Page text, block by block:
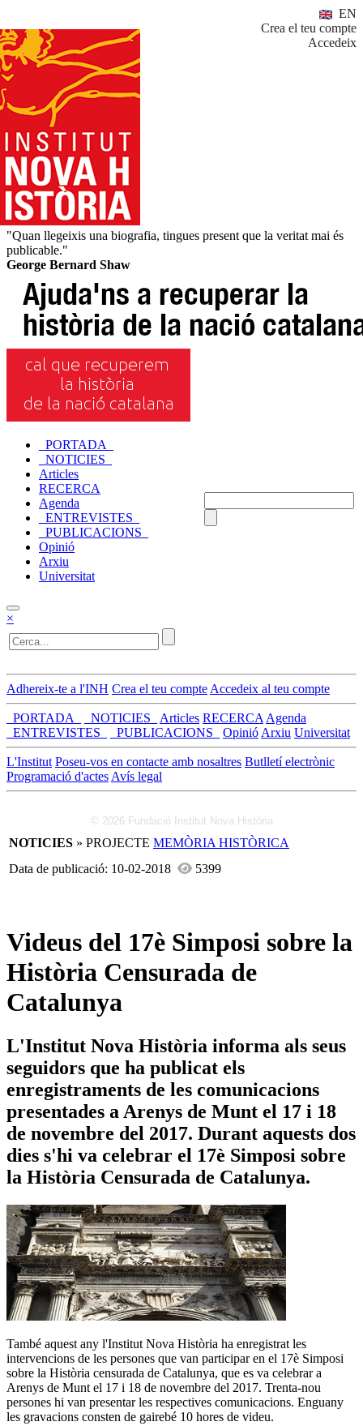
EN
Crea el teu compte
Accedeix
"Quan llegeixis una biografia, tingues present que la veritat mai és
publicable."
George Bernard Shaw
_PORTADA_
_NOTICIES_
Articles
RECERCA
Agenda
_ENTREVISTES_
_PUBLICACIONS_
Opinió
Arxiu
Universitat
×
Adhereix-te a l'INH Crea el teu compte Accedeix al teu compte
_PORTADA_ _NOTICIES_ Articles RECERCA Agenda
_ENTREVISTES_
_PUBLICACIONS_ Opinió Arxiu Universitat
L'Institut Poseu-vos en contacte amb nosaltres Butlletí electrònic
Programació d'actes Avís legal
© 2026 Fundació Institut Nova Història
NOTICIES » PROJECTE MEMÒRIA HISTÒRICA
Data de publicació: 10-02-2018
5399
Videus del 17è Simposi sobre la
Història Censurada de
Catalunya
L'Institut Nova Història informa als seus
seguidors que ha publicat els
enregistraments de les comunicacions
presentades a Arenys de Munt el 17 i 18
de novembre del 2017. Durant aquests dos
dies s'hi va celebrar el 17è Simposi sobre
la Història Censurada de Catalunya.
També aquest any l'Institut Nova Història ha enregistrat les
intervencions de les persones que van participar en el 17è Simposi
sobre la Història censurada de Catalunya, que es va celebrar a
Arenys de Munt el 17 i 18 de novembre del 2017. Trenta-nou
persones hi van presentar les respectives comunicacions. Enguany
les gravacions consten de gairebé 10 hores de videu.